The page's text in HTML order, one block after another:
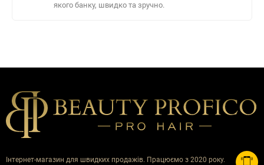
якого банку, швидко та зручно.
Інтернет-магазин для швидких продажів. Працюємо з 2020 року.